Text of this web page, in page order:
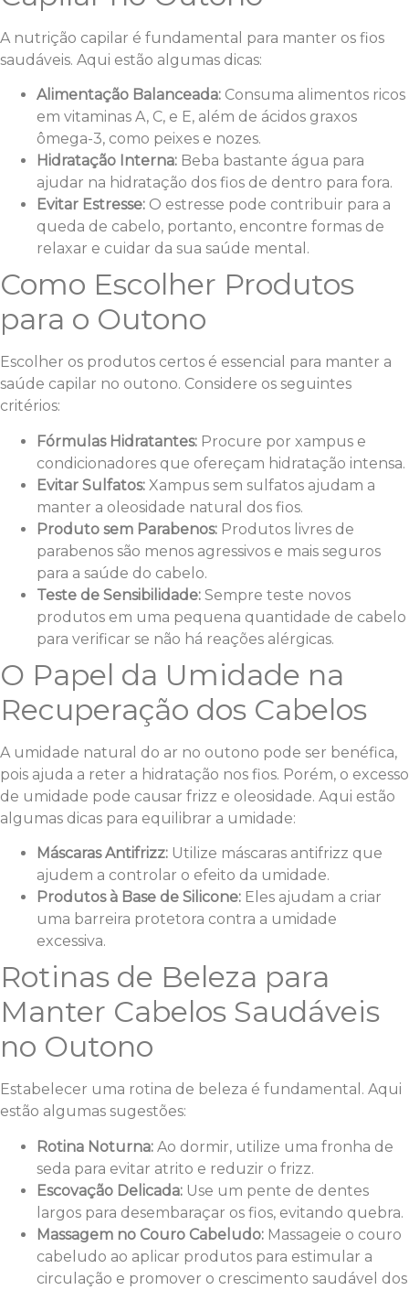
A nutrição capilar é fundamental para manter os fios
saudáveis. Aqui estão algumas dicas:
Alimentação Balanceada: Consuma alimentos ricos
em vitaminas A, C, e E, além de ácidos graxos
ômega-3, como peixes e nozes.
Hidratação Interna: Beba bastante água para
ajudar na hidratação dos fios de dentro para fora.
Evitar Estresse: O estresse pode contribuir para a
queda de cabelo, portanto, encontre formas de
relaxar e cuidar da sua saúde mental.
Como Escolher Produtos
para o Outono
Escolher os produtos certos é essencial para manter a
saúde capilar no outono. Considere os seguintes
critérios:
Fórmulas Hidratantes: Procure por xampus e
condicionadores que ofereçam hidratação intensa.
Evitar Sulfatos: Xampus sem sulfatos ajudam a
manter a oleosidade natural dos fios.
Produto sem Parabenos: Produtos livres de
parabenos são menos agressivos e mais seguros
para a saúde do cabelo.
Teste de Sensibilidade: Sempre teste novos
produtos em uma pequena quantidade de cabelo
para verificar se não há reações alérgicas.
O Papel da Umidade na
Recuperação dos Cabelos
A umidade natural do ar no outono pode ser benéfica,
pois ajuda a reter a hidratação nos fios. Porém, o excesso
de umidade pode causar frizz e oleosidade. Aqui estão
algumas dicas para equilibrar a umidade:
Máscaras Antifrizz: Utilize máscaras antifrizz que
ajudem a controlar o efeito da umidade.
Produtos à Base de Silicone: Eles ajudam a criar
uma barreira protetora contra a umidade
excessiva.
Rotinas de Beleza para
Manter Cabelos Saudáveis
no Outono
Estabelecer uma rotina de beleza é fundamental. Aqui
estão algumas sugestões:
Rotina Noturna: Ao dormir, utilize uma fronha de
seda para evitar atrito e reduzir o frizz.
Escovação Delicada: Use um pente de dentes
largos para desembaraçar os fios, evitando quebra.
Massagem no Couro Cabeludo: Massageie o couro
cabeludo ao aplicar produtos para estimular a
circulação e promover o crescimento saudável dos